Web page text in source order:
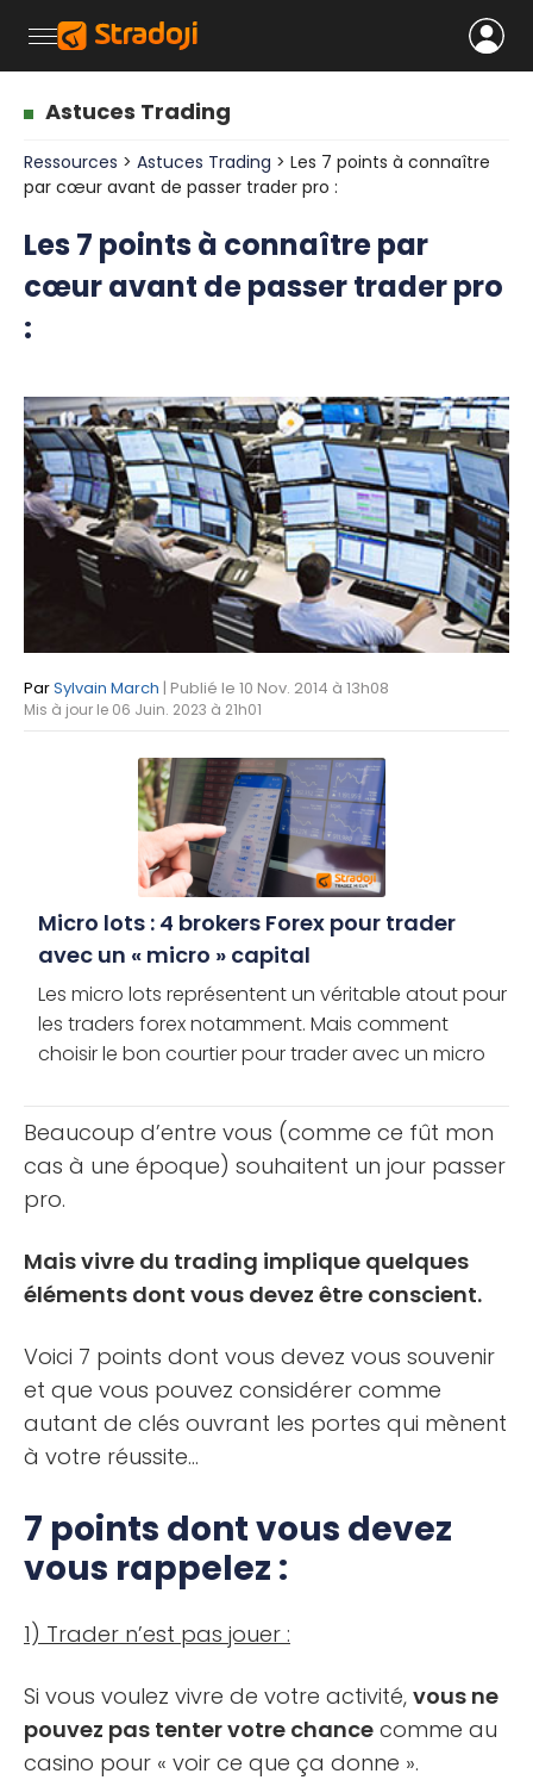
Astuces Trading
Ressources > Astuces Trading > Les 7 points à connaître
par cœur avant de passer trader pro :
Les 7 points à connaître par
cœur avant de passer trader pro
:
ParSylvain March | Publié le 10 Nov. 2014 à 13h08
Mis à jour le 06 Juin. 2023 à 21h01
Micro lots : 4 brokers Forex pour trader
avec un « micro » capital
Les micro lots représentent un véritable atout pour
les traders forex notamment. Mais comment
choisir le bon courtier pour trader avec un micro
Beaucoup d’entre vous (comme ce fût mon
cas à une époque) souhaitent un jour passer
pro.
Mais vivre du trading implique quelques
éléments dont vous devez être conscient.
Voici 7 points dont vous devez vous souvenir
et que vous pouvez considérer comme
autant de clés ouvrant les portes qui mènent
à votre réussite…
7 points dont vous devez
vous rappelez :
1) Trader n’est pas jouer :
Si vous voulez vivre de votre activité, vous ne
pouvez pas tenter votre chance comme au
casino pour « voir ce que ça donne ».